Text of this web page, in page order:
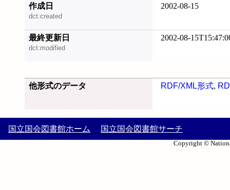
作成日
dct:created
2002-08-15
最終更新日
dct:modified
2002-08-
他形式のデータ RDF/XML形式,
国立国会図書館ホーム 国立国会図書館サーチ
Copyright ©